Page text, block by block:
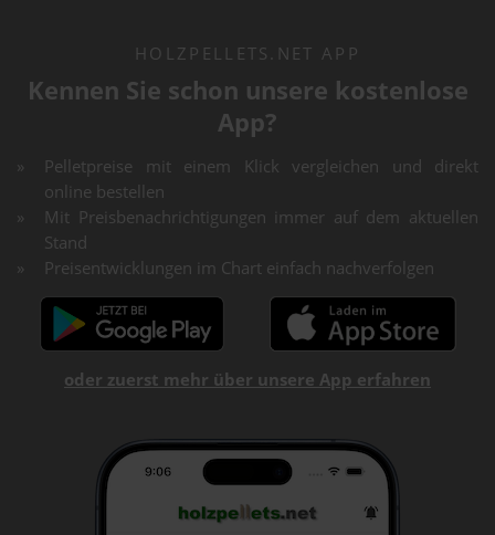
HOLZPELLETS.NET APP
Kennen Sie schon unsere kostenlose
App?
Pelletpreise mit einem Klick vergleichen und direkt
online bestellen
Mit Preisbenachrichtigungen immer auf dem aktuellen
Stand
Preisentwicklungen im Chart einfach nachverfolgen
oder zuerst mehr über unsere App erfahren